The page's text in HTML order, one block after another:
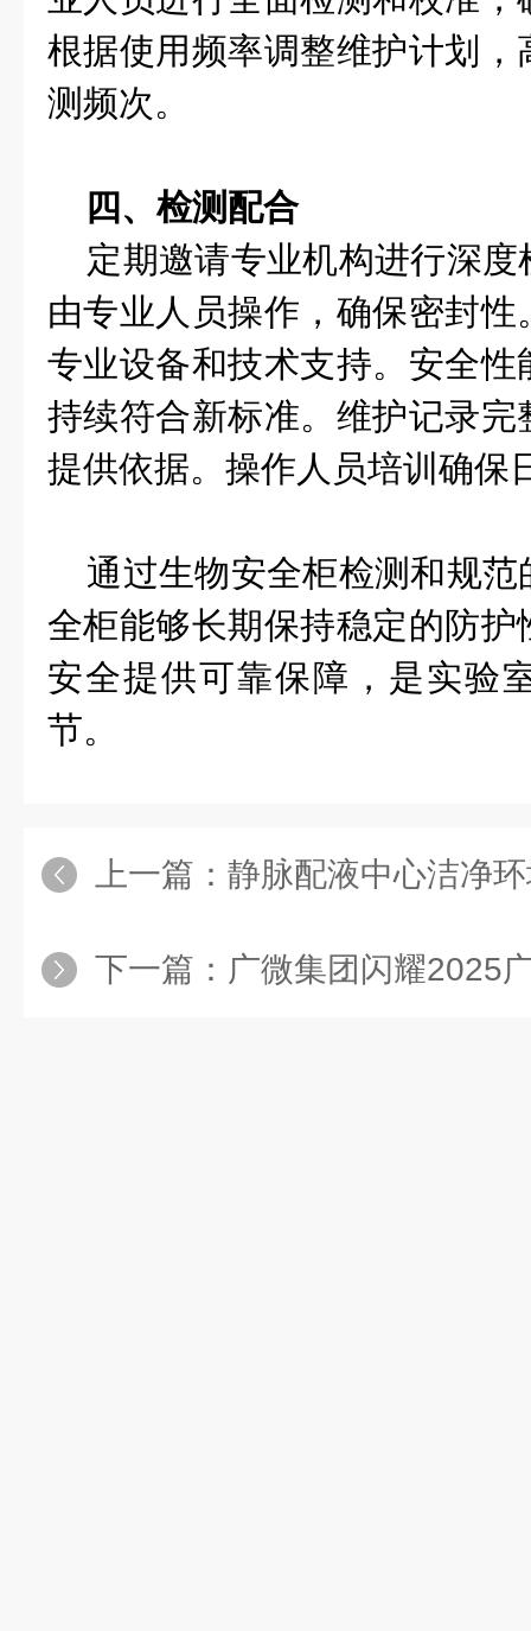
根据使用频率调整维护计划
测频次。
四、检测配合
定期邀请专业机构进行深度
由专业人员操作，确保密封
专业设备和技术支持。安全
持续符合新标准。维护记录
提供依据。操作人员培训确保
通过生物安全柜检测和规范
全柜能够长期保持稳定的防
安全提供可靠保障，是实验
节。
上一篇： 静脉配液中心洁净环境检
下一篇： 广微集团闪耀2025广州医博会，以“